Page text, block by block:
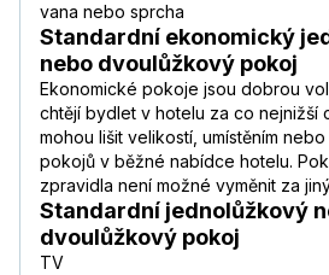
vana nebo sprcha
Standardní ekonomický
nebo dvoulůžkový pokoj
Ekonomické pokoje jsou dobrou
chtějí bydlet v hotelu za co nejnižší
mohou lišit velikostí, umístěním
pokojů v běžné nabídce hotelu.
zpravidla není možné vyměnit za
Standardní jednolůžkový
dvoulůžkový pokoj
TV